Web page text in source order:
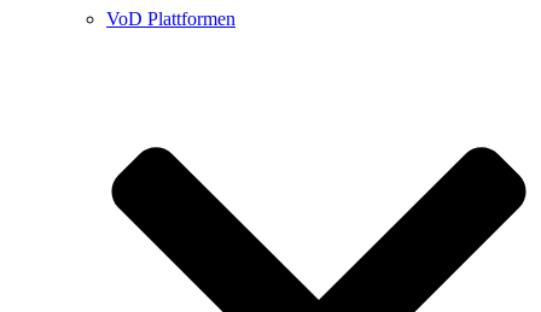
VoD Plattformen